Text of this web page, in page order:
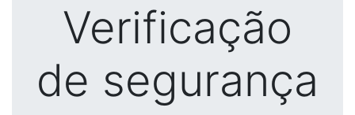
Verificação
de segurança